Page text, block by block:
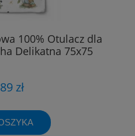
100% Otulacz dla
Delikatna 75x75
zł